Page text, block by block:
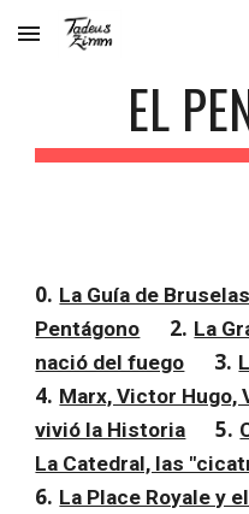
Skip to main content
EL
0. La Guía de Bruselas
Pentágono
2. La
nació del fuego
3.
4. Marx, Victor Hugo,
vivió la Historia
5.
La Catedral, las
6. La Place Royale y